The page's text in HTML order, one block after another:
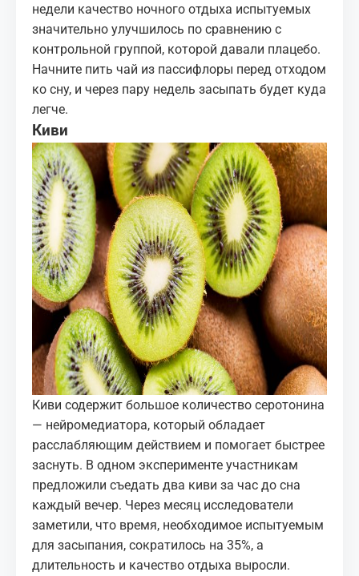
недели качество ночного отдыха испытуемых
значительно улучшилось по сравнению с
контрольной группой, которой давали плацебо.
Начните пить чай из пассифлоры перед отходом
ко сну, и через пару недель засыпать будет куда
легче.
Киви
Киви содержит большое количество серотонина
— нейромедиатора, который обладает
расслабляющим действием и помогает быстрее
заснуть. В одном эксперименте участникам
предложили съедать два киви за час до сна
каждый вечер. Через месяц исследователи
заметили, что время, необходимое испытуемым
для засыпания, сократилось на 35%, а
длительность и качество отдыха выросли.